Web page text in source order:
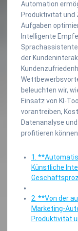
Automation
Produktivität und
Aufgaben
Intelligente
der
beleuchten wir,
Einsatz von KI-
vorantreiben,
Datenanalyse
profitieren können.
1.
Künstliche
2. **Von der
Marketing-
Produktivität